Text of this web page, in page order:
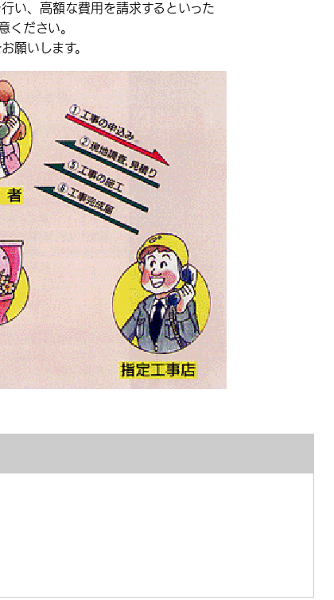
い、高額な費用を請求するといった
ください。
願いします。